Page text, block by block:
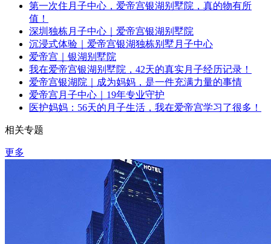
第一次住月子中心，爱帝宫银湖别墅院，真的物有所
值！
深圳独栋月子中心｜爱帝宫银湖别墅院
沉浸式体验｜爱帝宫银湖独栋别墅月子中心
爱帝宫｜银湖别墅院
我在爱帝宫银湖别墅院，42天的真实月子经历记录！
爱帝宫银湖院｜成为妈妈，是一件充满力量的事情
爱帝宫月子中心｜19年专业守护
医护妈妈：56天的月子生活，我在爱帝宫学习了很多！
相关专题
更多